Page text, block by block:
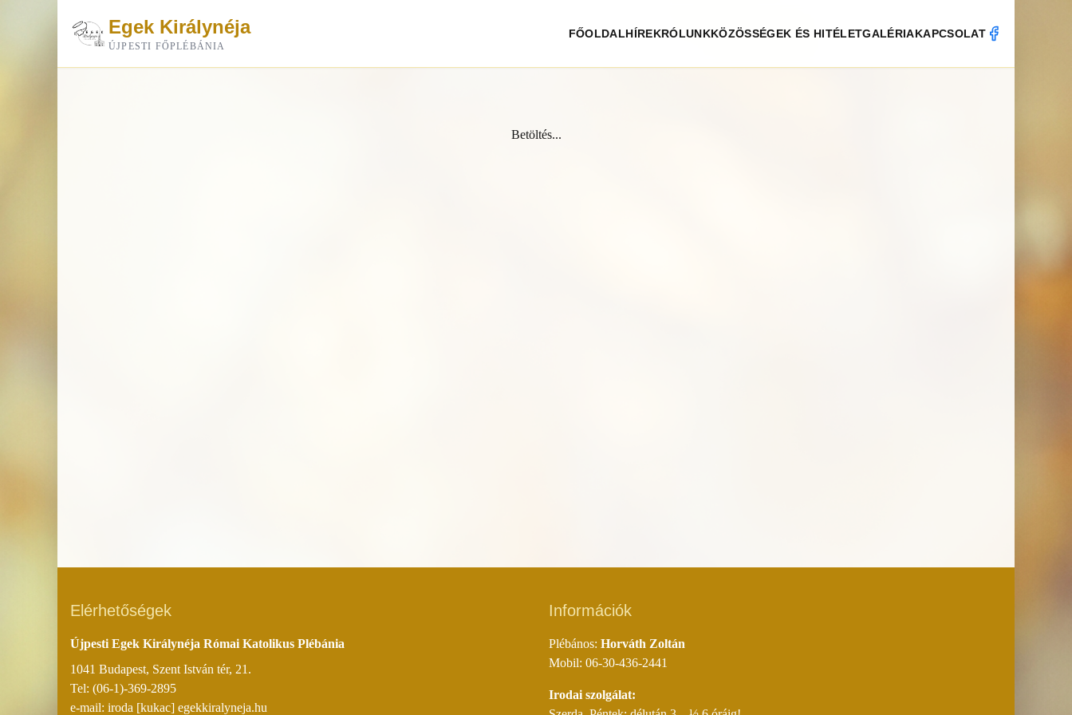
Egek Királynéja
ÚJPESTI FŐPLÉBÁNIA
FŐOLDALHÍREKRÓLUNKKÖZÖSSÉGEK ÉS HITÉLETGALÉRIAKAPCSOLAT
Betöltés...
Elérhetőségek
Újpesti Egek Királynéja Római Katolikus Plébánia
1041 Budapest, Szent István tér, 21.
Tel: (06-1)-369-2895
e-mail: iroda [kukac] egekkiralyneja.hu
Információk
Plébános: Horváth Zoltán
Mobil: 06-30-436-2441
Irodai szolgálat: